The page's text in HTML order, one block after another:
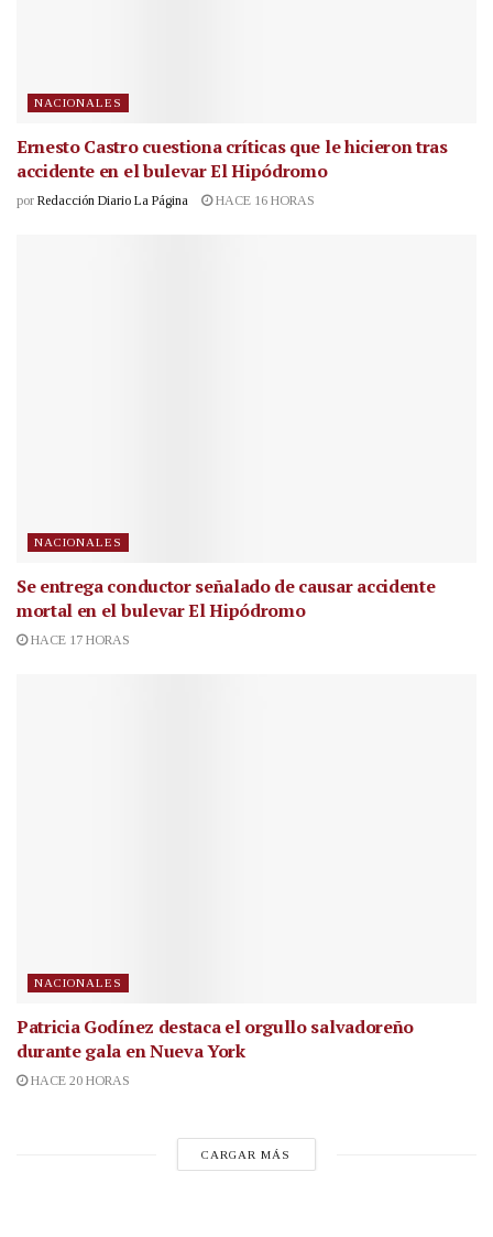
NACIONALES
Ernesto Castro cuestiona críticas que le hicieron tras
accidente en el bulevar El Hipódromo
por Redacción Diario La Página HACE 16 HORAS
NACIONALES
Se entrega conductor señalado de causar accidente
mortal en el bulevar El Hipódromo
HACE 17 HORAS
NACIONALES
Patricia Godínez destaca el orgullo salvadoreño
durante gala en Nueva York
HACE 20 HORAS
CARGAR MÁS